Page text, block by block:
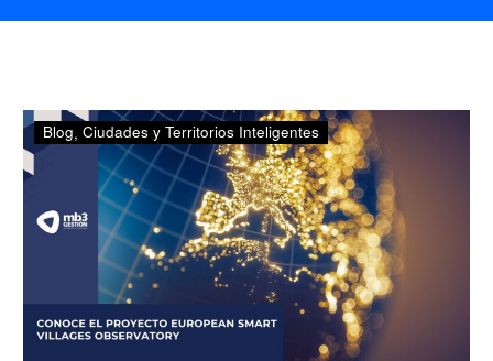
Conoce
el
proyecto
European
Smart
Villages
Observatory
Blog Ciudades y Territorios Inteligentes